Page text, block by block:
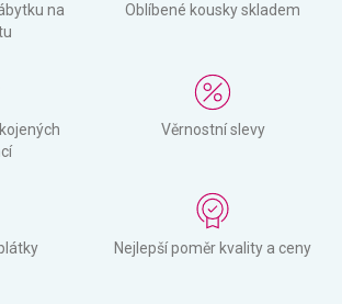
na
Oblíbené kousky skladem
Věrnostní slevy
Nejlepší poměr kvality a ceny